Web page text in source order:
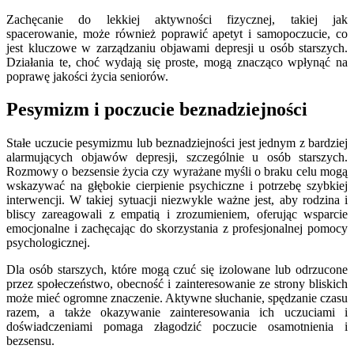
Zachęcanie do lekkiej aktywności fizycznej, takiej jak
spacerowanie, może również poprawić apetyt i samopoczucie, co
jest kluczowe w zarządzaniu objawami depresji u osób starszych.
Działania te, choć wydają się proste, mogą znacząco wpłynąć na
poprawę jakości życia seniorów.
Pesymizm i poczucie beznadziejności
Stałe uczucie pesymizmu lub beznadziejności jest jednym z bardziej
alarmujących objawów depresji, szczególnie u osób starszych.
Rozmowy o bezsensie życia czy wyrażane myśli o braku celu mogą
wskazywać na głębokie cierpienie psychiczne i potrzebę szybkiej
interwencji. W takiej sytuacji niezwykle ważne jest, aby rodzina i
bliscy zareagowali z empatią i zrozumieniem, oferując wsparcie
emocjonalne i zachęcając do skorzystania z profesjonalnej pomocy
psychologicznej.
Dla osób starszych, które mogą czuć się izolowane lub odrzucone
przez społeczeństwo, obecność i zainteresowanie ze strony bliskich
może mieć ogromne znaczenie. Aktywne słuchanie, spędzanie czasu
razem, a także okazywanie zainteresowania ich uczuciami i
doświadczeniami pomaga złagodzić poczucie osamotnienia i
bezsensu.